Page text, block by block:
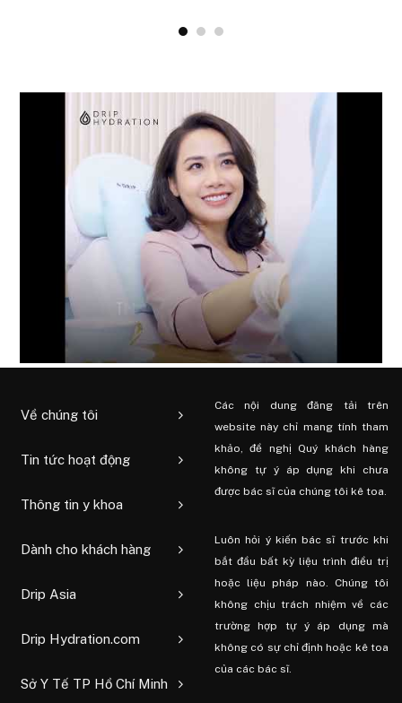
Về chúng tôi
Tin tức hoạt động
Thông tin y khoa
Dành cho khách hàng
Drip Asia
Drip Hydration.com
Sở Y Tế TP Hồ Chí Minh
Các nội dung đăng tải trên
website này chỉ mang tính tham
khảo, đề nghị Quý khách hàng
không tự ý áp dụng khi chưa
được bác sĩ của chúng tôi kê toa.
Luôn hỏi ý kiến ​​bác sĩ trước khi
bắt đầu bất kỳ liệu trình điều trị
hoặc liệu pháp nào. Chúng tôi
không chịu trách nhiệm về các
trường hợp tự ý áp dụng mà
không có sự chỉ định hoặc kê toa
của các bác sĩ.